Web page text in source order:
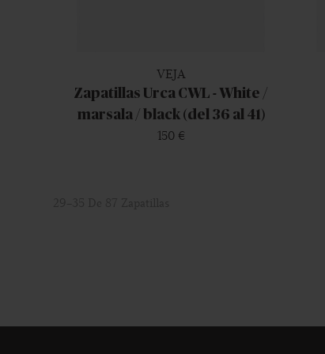
VEJA
Zapatillas Urca CWL - White /
marsala / black (del 36 al 41)
150 €